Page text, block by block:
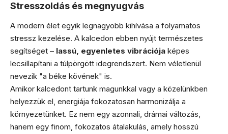
Stresszoldás és megnyugvás
A modern élet egyik legnagyobb kihívása a folyamatos
stressz kezelése. A kalcedon ebben nyújt természetes
segítséget – lassú, egyenletes vibrációja képes
lecsillapítani a túlpörgött idegrendszert. Nem véletlenül
nevezik "a béke kövének" is.
Amikor kalcedont tartunk magunkkal vagy a közelünkben
helyezzük el, energiája fokozatosan harmonizálja a
környezetünket. Ez nem egy azonnali, drámai változás,
hanem egy finom, fokozatos átalakulás, amely hosszú